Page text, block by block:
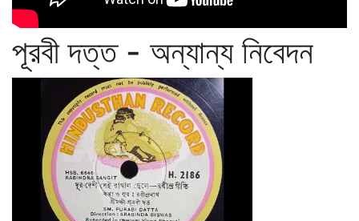
পূরবী দত্ত - অন্যান্য নিবেদন